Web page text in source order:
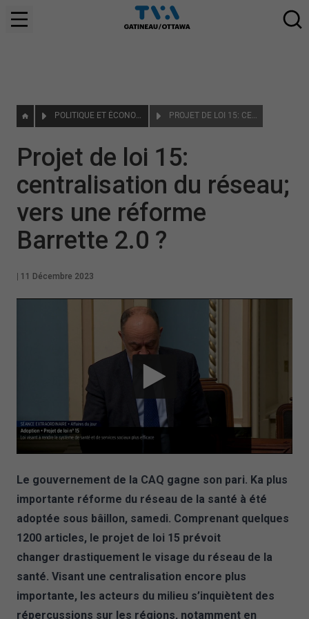
POLITIQUE ET ÉCONOMIE PROJET DE LOI 15: CENTRALISATION DU RÉSEAU; VERS UNE RÉFORME BARRETTE 2.0 ?
Projet de loi 15:
centralisation du réseau;
vers une réforme
Barrette 2.0 ?
11 Décembre 2023
Le gouvernement de la CAQ gagne son pari. Ka plus
importante réforme du réseau de la santé à été
adoptée sous bâillon, samedi. Comprenant quelques
1200 articles, le projet de loi 15 prévoit
changer drastiquement le visage du réseau de la
santé. Visant une centralisation encore plus
importante, les acteurs du milieu s’inquiètent des
répercussions sur les régions, notamment en